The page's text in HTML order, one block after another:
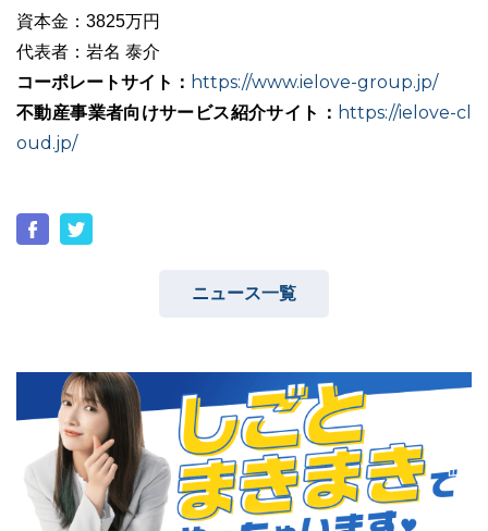
資本金：3825万円
代表者：岩名 泰介
コーポレートサイト： https://www.ielove-group.jp/
不動産事業者向けサービス紹介サイト： https://ielove-cl
oud.jp/
ニュース一覧